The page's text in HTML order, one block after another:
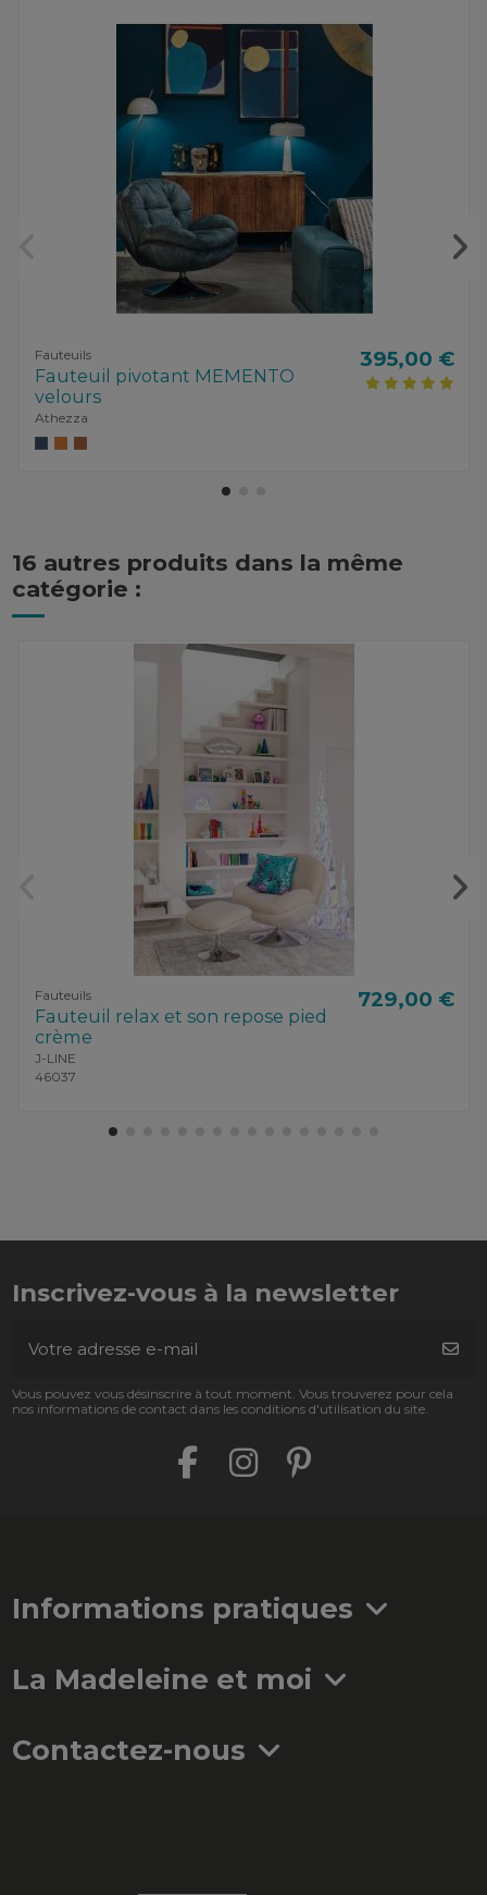
Fauteuils
Fauteuil pivotant MEMENTO
velours
Athezza
395,00 €
16 autres produits dans la même
catégorie :
Fauteuils
Fauteuil relax et son repose pied
crème
J-LINE
46037
729,00 €
Inscrivez-vous à la newsletter
Vous pouvez vous désinscrire à tout moment. Vous trouverez pour cela
nos informations de contact dans les conditions d'utilisation du site.
Informations pratiques
La Madeleine et moi
Contactez-nous